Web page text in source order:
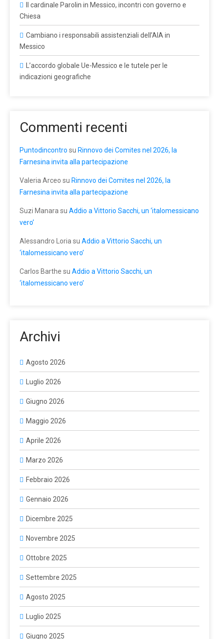
Il cardinale Parolin in Messico, incontri con governo e
Chiesa
Cambiano i responsabili assistenziali dell’AIA in
Messico
L’accordo globale Ue-Messico e le tutele per le
indicazioni geografiche
Commenti recenti
Puntodincontro su Rinnovo dei Comites nel 2026, la
Farnesina invita alla partecipazione
Valeria Arceo su Rinnovo dei Comites nel 2026, la
Farnesina invita alla partecipazione
Suzi Manara su Addio a Vittorio Sacchi, un ‘italomessicano
vero’
Alessandro Loria su Addio a Vittorio Sacchi, un
‘italomessicano vero’
Carlos Barthe su Addio a Vittorio Sacchi, un
‘italomessicano vero’
Archivi
Agosto 2026
Luglio 2026
Giugno 2026
Maggio 2026
Aprile 2026
Marzo 2026
Febbraio 2026
Gennaio 2026
Dicembre 2025
Novembre 2025
Ottobre 2025
Settembre 2025
Agosto 2025
Luglio 2025
Giugno 2025